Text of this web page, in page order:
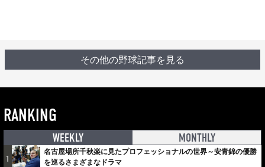
その他の野球記事を見る
RANKING
WEEKLY MONTHLY
1
名古屋場所千秋楽に見たプロフェッショナルの世界～安青錦の優勝
を巡るさまざまなドラマ